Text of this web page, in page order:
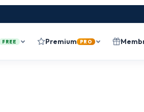
FREE Premium PRO